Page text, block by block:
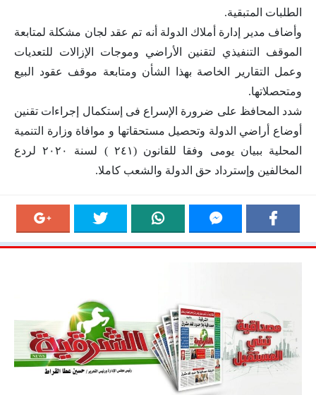
الطلبات المتبقية.
وأضاف مدير إدارة أملاك الدولة أنه تم عقد لجان مشكلة لمتابعة
الموقف التنفيذي لتقنين الأراضي وموجات الإزالات للتعديات
وعمل التقارير الخاصة بهذا الشأن ومتابعة موقف عقود البيع
ومتحصلاتها.
شدد المحافظ على ضرورة الإسراع فى إستكمال إجراءات تقنين
أوضاع أراضي الدولة وتحصيل مستحقاتها و موافاة وزارة التنمية
المحلية ببيان يومى وفقا للقانون (٢٤١ ) لسنة ٢٠٢٠ لردع
المخالفين وإسترداد حق الدولة والشعب كاملا.